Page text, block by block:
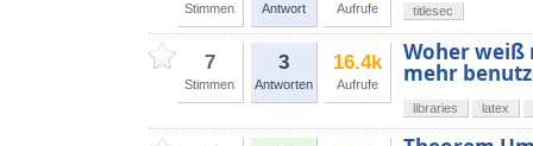
Stimmen Antwort Aufrufe titlesec
7
Stimmen
3
Antworten
16.4k
Aufrufe
Woher weiß
mehr
libraries latex